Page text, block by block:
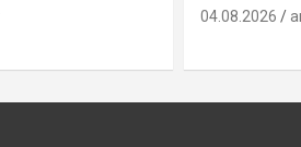
04.08.2026